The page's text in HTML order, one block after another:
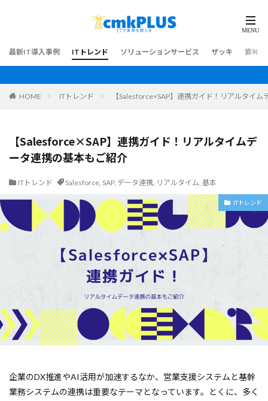
最新IT導入事例 ITトレンド ソリューションサービス ザッキ 資料ダ
HOME ITトレンド 【Salesforce×SAP】連携ガイド！リアルタイ
【Salesforce×SAP】連携ガイド！リアルタイムデ
ータ連携の基本もご紹介
ITトレンド Salesforce, SAP, データ連携, リアルタイム, 基本
ITトレンド
企業のDX推進やAI活用が加速するなか、営業支援システムと基幹
業務システムの連携は重要なテーマとなっています。とくに、多く